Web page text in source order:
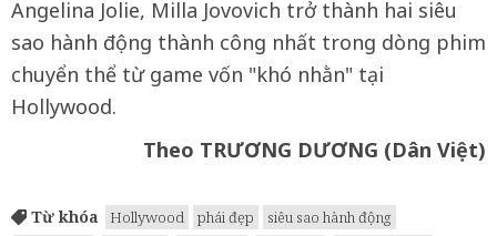
Angelina Jolie, Milla Jovovich trở thành hai siêu
sao hành động thành công nhất trong dòng phim
chuyển thể từ game vốn "khó nhằn" tại
Hollywood.
Theo TRƯƠNG DƯƠNG (Dân Việt)
Từ khóa Hollywood phái đẹp siêu sao hành động